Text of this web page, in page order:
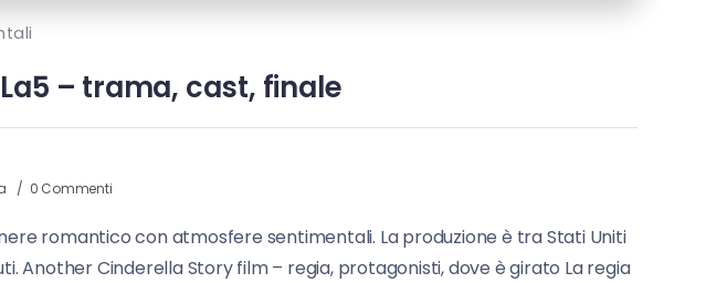
– trama, cast, finale
0 Commenti
romantico con atmosfere sentimentali. La produzione è tra Stati Uniti
Another Cinderella Story film – regia, protagonisti, dove è girato La regia